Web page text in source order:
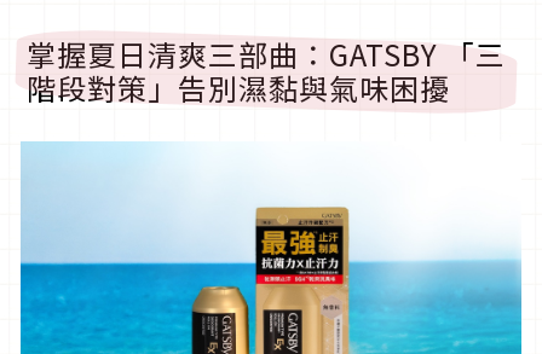
掌握夏日清爽三部曲：GATSBY 「三
階段對策」告別濕黏與氣味困擾